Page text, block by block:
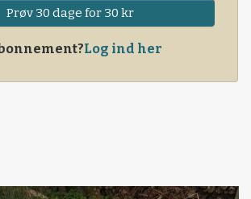
Prøv 30 dage for 30 kr
Log ind her